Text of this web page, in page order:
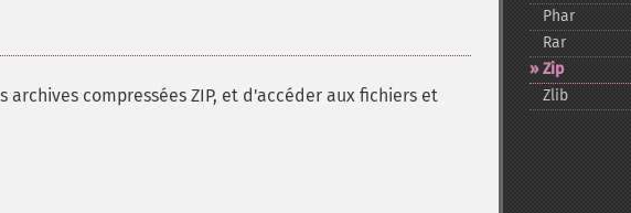
compressées ZIP, et d'accéder aux fichiers et
Phar
Rar
Zip
Zlib